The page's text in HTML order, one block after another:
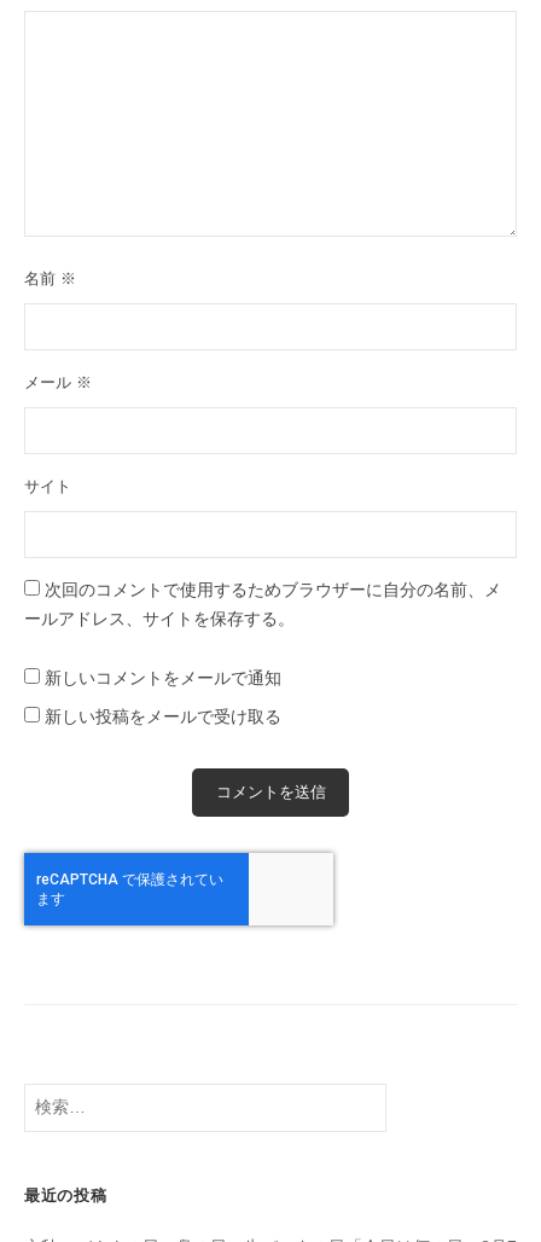
名前 ※
メール ※
サイト
次回のコメントで使用するためブラウザーに自分の名前、メ
ールアドレス、サイトを保存する。
新しいコメントをメールで通知
新しい投稿をメールで受け取る
検
最近の投稿